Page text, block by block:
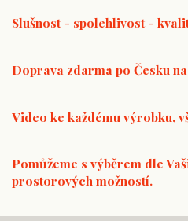
Slušnost - spolehlivost -
Doprava zdarma po Česku
Video ke každému výrobku,
Pomůžeme s výběrem dle
prostorových možností.